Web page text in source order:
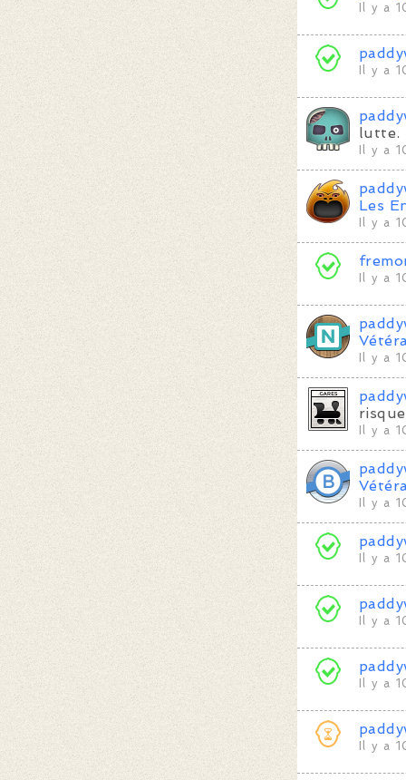
Il y a
Il y a
lutte.
Il y a
Les
Il y a
Il y a
Il y a
Il y a
Il y a
Il y a
Il y a
Il y a
Il y a